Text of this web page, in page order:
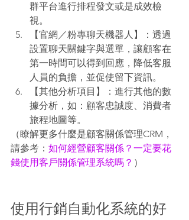
群平台進行排程發文或是成效檢
視。
【官網／粉專聊天機器人】：透過
設置聊天關鍵字與選單，讓顧客在
第一時間可以得到回應，降低客服
人員的負擔，並促使留下資訊。
【其他分析項目】：進行其他的數
據分析，如：顧客忠誠度、消費者
旅程地圖等。
（瞭解更多什麼是顧客關係管理CRM，
請參考： 如何經營顧客關係？一定要花
錢使用客戶關係管理系統嗎？ ）
使用行銷自動化系統的好